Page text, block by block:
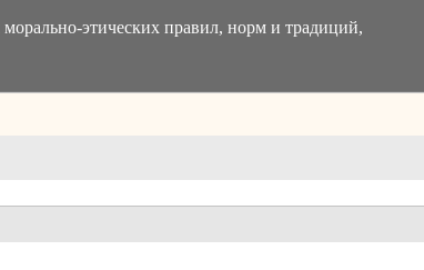
этических правил, норм и традиций,